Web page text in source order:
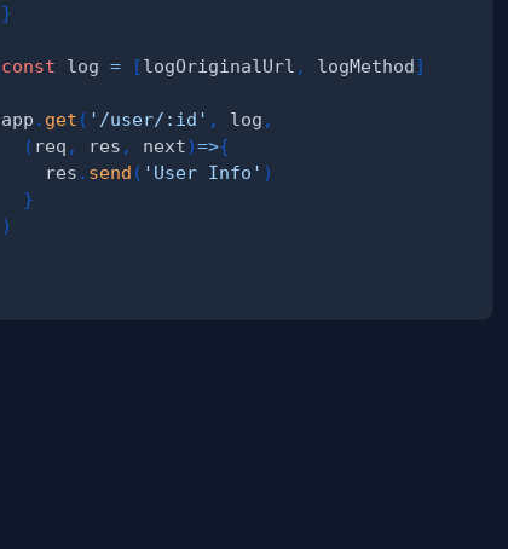
}
const log = [logOriginalUrl , logMethod]
app . get ( '/user/:id' , log ,
( req , res , next)=>{
    res
. send ( 'User Info' )
}
)